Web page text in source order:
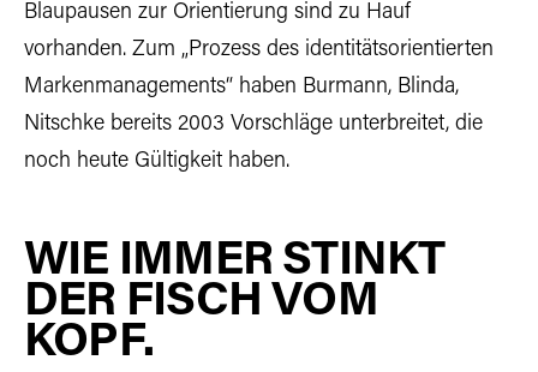
Blaupausen zur Orientierung sind zu Hauf
vorhanden. Zum „Prozess des identitätsorientierten
Markenmanagements“ haben Burmann, Blinda,
Nitschke bereits 2003 Vorschläge unterbreitet, die
noch heute Gültigkeit haben.
WIE IMMER STINKT
DER FISCH VOM
KOPF.